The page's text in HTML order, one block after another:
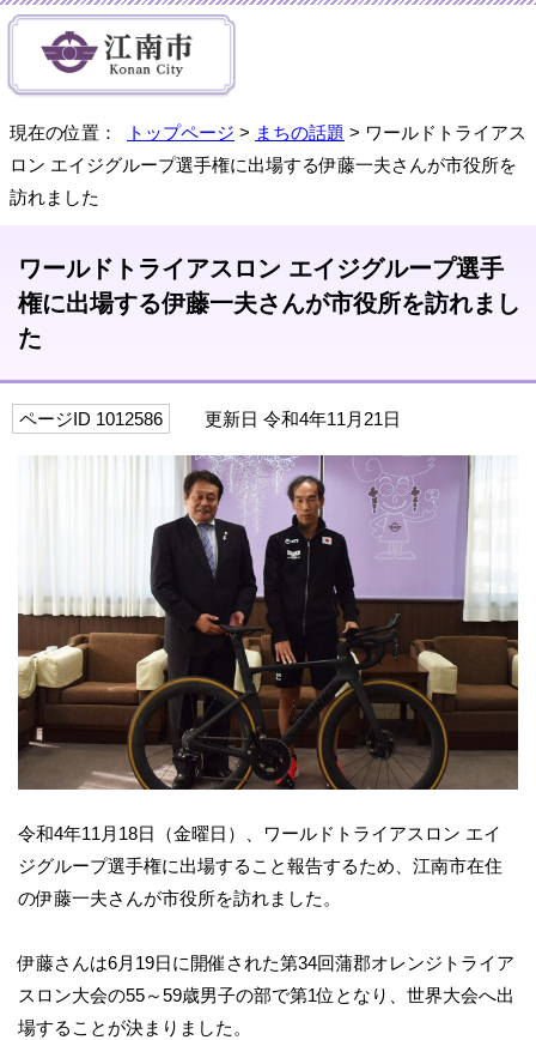
現在の位置： トップページ > まちの話題 > ワールドトライアス
ロン エイジグループ選手権に出場する伊藤一夫さんが市役所を
訪れました
ワールドトライアスロン エイジグループ選手
権に出場する伊藤一夫さんが市役所を訪れまし
た
ページID 1012586 更新日 令和4年11月21日
令和4年11月18日（金曜日）、ワールドトライアスロン エイ
ジグループ選手権に出場すること報告するため、江南市在住
の伊藤一夫さんが市役所を訪れました。
伊藤さんは6月19日に開催された第34回蒲郡オレンジトライア
スロン大会の55～59歳男子の部で第1位となり、世界大会へ出
場することが決まりました。